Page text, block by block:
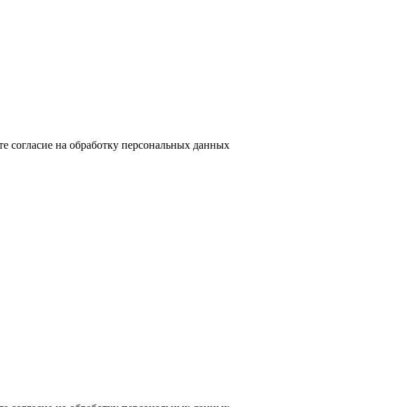
согласие на обработку персональных данных